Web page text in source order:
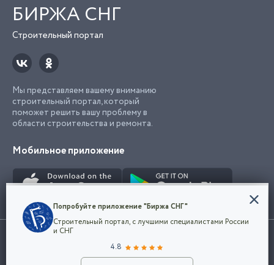
БИРЖА СНГ
Строительный портал
Мы представляем вашему вниманию
строительный портал, который
поможет решить вашу проблему в
области строительства и ремонта.
Мобильное приложение
Использование сайта, в том числе подача объявлений, означает
марки представленные на сайте являются собственностью их
Конфиденциальность
Мы используем файлы cookie, чтобы сделать
наш сайт удобным для каждого
Политикой конфиденциальности компании
Попробуйте приложение "Биржа СНГ"
Строительный портал, с лучшими специалистами России
и СНГ
4.8